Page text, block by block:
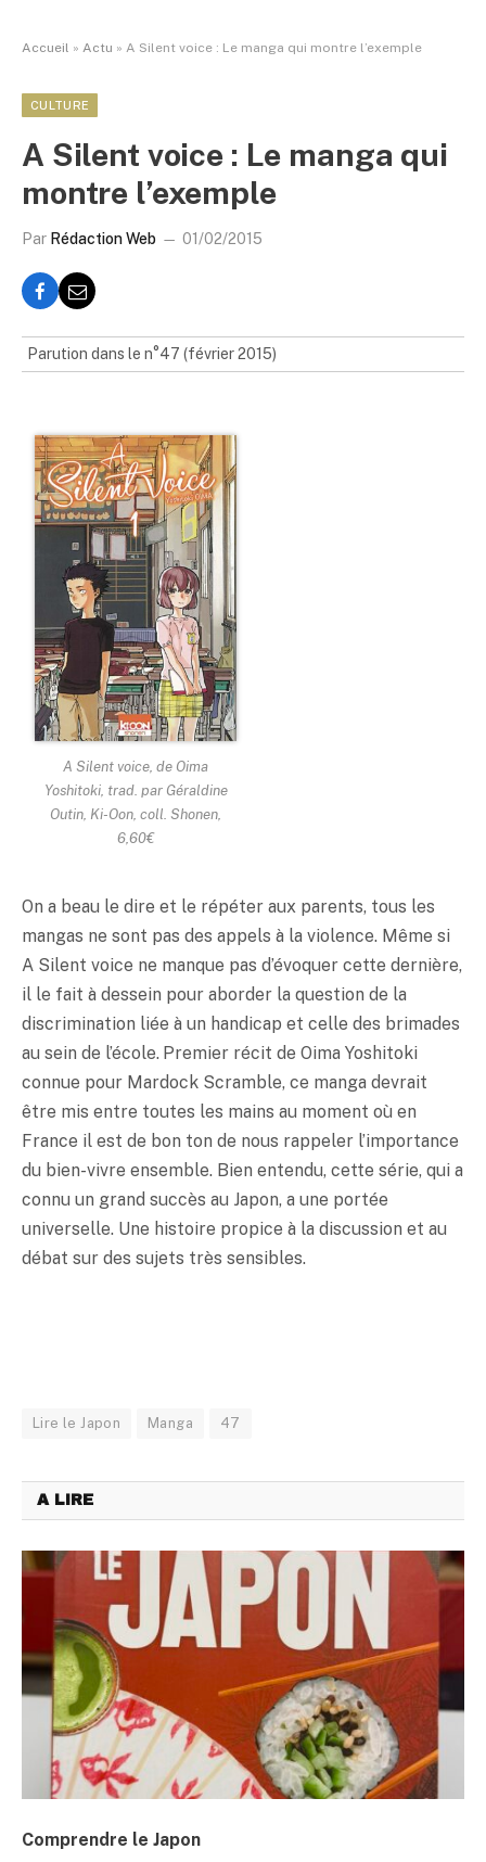
Accueil » Actu » A Silent voice : Le manga qui montre l’exemple
CULTURE
A Silent voice : Le manga qui
montre l’exemple
Par Rédaction Web 01/02/2015
Parution dans le n°47 (février 2015)
A Silent voice , de Oima
Yoshitoki, trad. par Géraldine
Outin, Ki-Oon, coll. Shonen,
6,60€
On a beau le dire et le répéter aux parents, tous les
mangas ne sont pas des appels à la violence. Même si
A Silent voice ne manque pas d’évoquer cette dernière,
il le fait à dessein pour aborder la question de la
discrimination liée à un handicap et celle des brimades
au sein de l’école. Premier récit de Oima Yoshitoki
connue pour Mardock Scramble, ce manga devrait
être mis entre toutes les mains au moment où en
France il est de bon ton de nous rappeler l’importance
du bien-vivre ensemble. Bien entendu, cette série, qui a
connu un grand succès au Japon, a une portée
universelle. Une histoire propice à la discussion et au
débat sur des sujets très sensibles.
Lire le Japon Manga 47
A LIRE
Comprendre le Japon